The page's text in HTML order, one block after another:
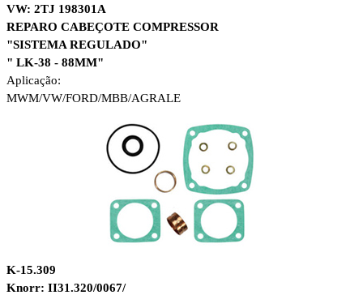
VW: 2TJ 198301A
REPARO CABEÇOTE COMPRESSOR
"SISTEMA REGULADO"
" LK-38 - 88MM"
Aplicação:
MWM/VW/FORD/MBB/AGRALE
K-15.309
Knorr: II31.320/0067/